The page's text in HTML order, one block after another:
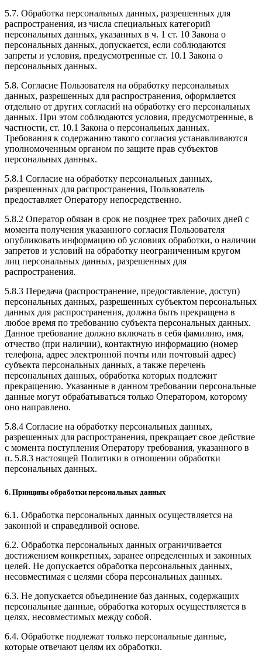
5.7. Обработка персональных данных, разрешенных для
распространения, из числа специальных категорий
персональных данных, указанных в ч. 1 ст. 10 Закона о
персональных данных, допускается, если соблюдаются
запреты и условия, предусмотренные ст. 10.1 Закона о
персональных данных.
5.8. Согласие Пользователя на обработку персональных
данных, разрешенных для распространения, оформляется
отдельно от других согласий на обработку его персональных
данных. При этом соблюдаются условия, предусмотренные, в
частности, ст. 10.1 Закона о персональных данных.
Требования к содержанию такого согласия устанавливаются
уполномоченным органом по защите прав субъектов
персональных данных.
5.8.1 Согласие на обработку персональных данных,
разрешенных для распространения, Пользователь
предоставляет Оператору непосредственно.
5.8.2 Оператор обязан в срок не позднее трех рабочих дней с
момента получения указанного согласия Пользователя
опубликовать информацию об условиях обработки, о наличии
запретов и условий на обработку неограниченным кругом
лиц персональных данных, разрешенных для
распространения.
5.8.3 Передача (распространение, предоставление, доступ)
персональных данных, разрешенных субъектом персональных
данных для распространения, должна быть прекращена в
любое время по требованию субъекта персональных данных.
Данное требование должно включать в себя фамилию, имя,
отчество (при наличии), контактную информацию (номер
телефона, адрес электронной почты или почтовый адрес)
субъекта персональных данных, а также перечень
персональных данных, обработка которых подлежит
прекращению. Указанные в данном требовании персональные
данные могут обрабатываться только Оператором, которому
оно направлено.
5.8.4 Согласие на обработку персональных данных,
разрешенных для распространения, прекращает свое действие
с момента поступления Оператору требования, указанного в
п. 5.8.3 настоящей Политики в отношении обработки
персональных данных.
6. Принципы обработки персональных данных
6.1. Обработка персональных данных осуществляется на
законной и справедливой основе.
6.2. Обработка персональных данных ограничивается
достижением конкретных, заранее определенных и законных
целей. Не допускается обработка персональных данных,
несовместимая с целями сбора персональных данных.
6.3. Не допускается объединение баз данных, содержащих
персональные данные, обработка которых осуществляется в
целях, несовместимых между собой.
6.4. Обработке подлежат только персональные данные,
которые отвечают целям их обработки.